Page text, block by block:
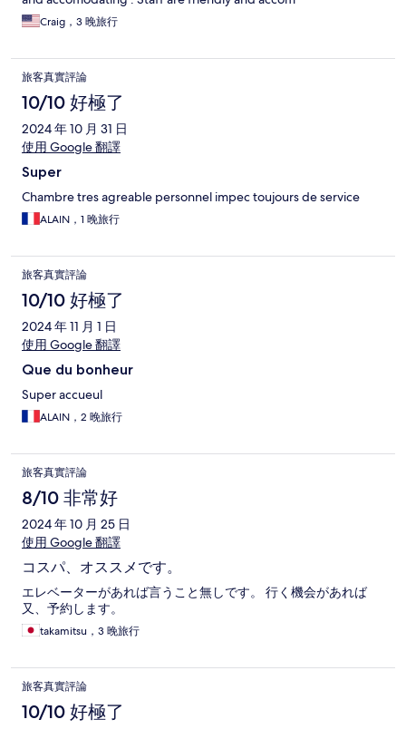
Craig，3 晚旅行
旅客真實評論
10/10 好極了
2024 年 10 月 31 日
使用 Google 翻譯
Super
Chambre tres agreable personnel impec toujours de service
ALAIN，1 晚旅行
旅客真實評論
10/10 好極了
2024 年 11 月 1 日
使用 Google 翻譯
Que du bonheur
Super accueul
ALAIN，2 晚旅行
旅客真實評論
8/10 非常好
2024 年 10 月 25 日
使用 Google 翻譯
コスパ、オススメです。
エレベーターがあれば言うこと無しです。 行く機会があれば
又、予約します。
takamitsu，3 晚旅行
旅客真實評論
10/10 好極了